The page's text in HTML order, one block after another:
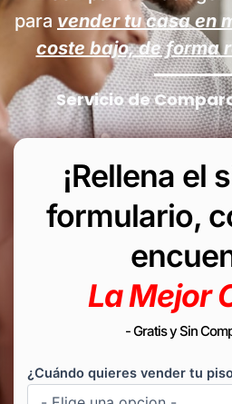
para vender tu casa en
coste bajo, de forma
Servicio de
¡Rellena el
formulario,
La Mejor
- Gratis y Sin
¿Cuándo quieres vender tu